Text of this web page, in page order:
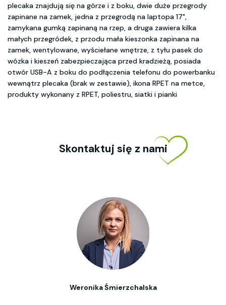
plecaka znajdują się na górze i z boku, dwie duże przegrody
zapinane na zamek, jedna z przegrodą na laptopa 17",
zamykana gumką zapinaną na rzep, a druga zawiera kilka
małych przegródek, z przodu mała kieszonka zapinana na
zamek, wentylowane, wyściełane wnętrze, z tyłu pasek do
wózka i kieszeń zabezpieczająca przed kradzieżą, posiada
otwór USB-A z boku do podłączenia telefonu do powerbanku
wewnątrz plecaka (brak w zestawie), ikona RPET na metce,
produkty wykonany z RPET, poliestru, siatki i pianki
Skontaktuj się z nami
Weronika Śmierzchalska